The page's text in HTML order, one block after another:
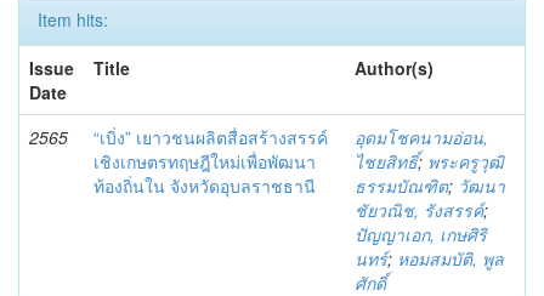
Item hits:
Issue
Date
Title Author(s)
2565
“เบิ่ง” เยาวชนผลิตสื่อสร้างสรรค์
เชิงเกษตรทฤษฎีใหม่เพื่อพัฒนา
ท้องถิ่นใน จังหวัดอุบลราชธานี
อุดมโชคนามอ่อน,
ไชยสิทธิ์; พระครูวุฒิ
ธรรมบัณฑิต; วัฒนา
ชัยวณิช, รังสรรค์;
ปัญญาเอก, เกษศิริ
นทร์; หอมสมบัติ, พูล
ศักดิ์